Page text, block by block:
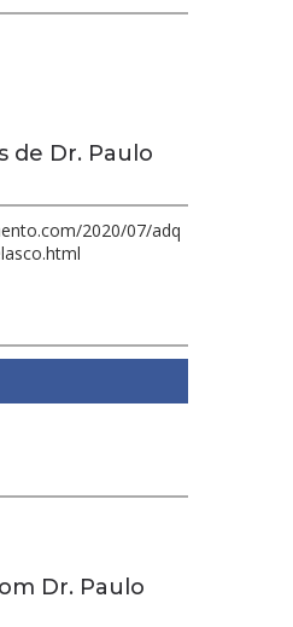
de Dr. Paulo
2020/07/adq
Dr. Paulo